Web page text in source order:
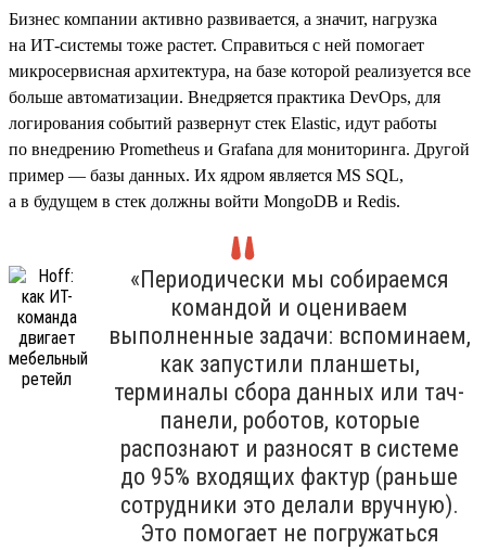
Бизнес компании активно развивается, а значит, нагрузка
на ИТ-системы тоже растет. Справиться с ней помогает
микросервисная архитектура, на базе которой реализуется все
больше автоматизации. Внедряется практика DevOps, для
логирования событий развернут стек Elastic, идут работы
по внедрению Prometheus и Grafana для мониторинга. Другой
пример — базы данных. Их ядром является MS SQL,
а в будущем в стек должны войти MongoDB и Redis.
«Периодически мы собираемся
командой и оцениваем
выполненные задачи: вспоминаем,
как запустили планшеты,
терминалы сбора данных или тач-
панели, роботов, которые
распознают и разносят в системе
до 95% входящих фактур (раньше
сотрудники это делали вручную).
Это помогает не погружаться